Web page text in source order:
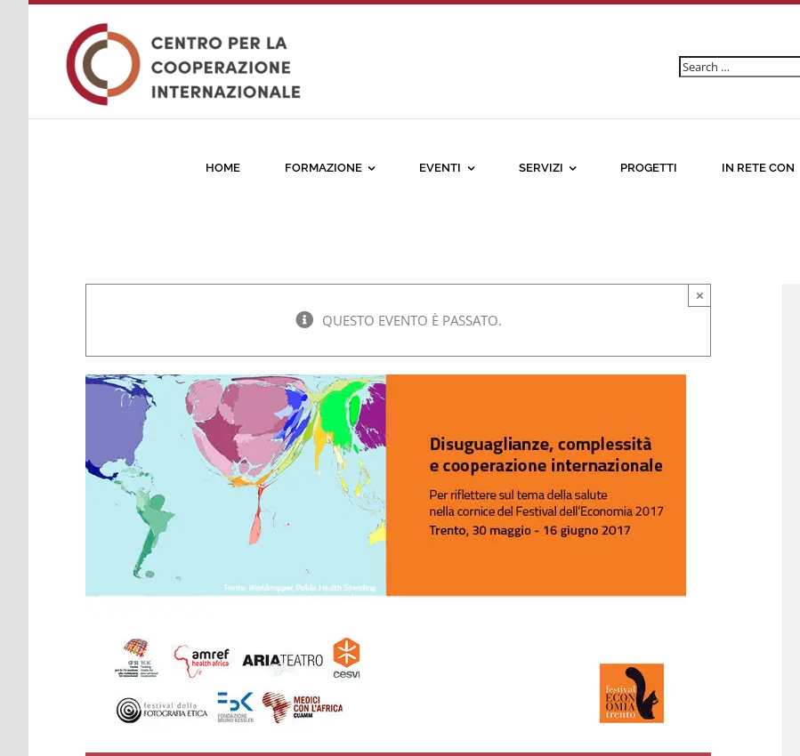
Ricerca
HOME FORMAZIONE EVENTI SERVIZI PROGETTI IN RETE CON
QUESTO EVENTO È PASSATO.
×